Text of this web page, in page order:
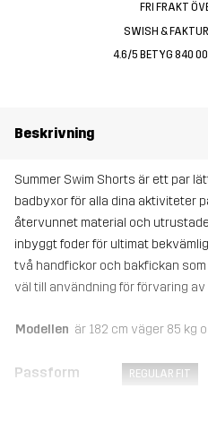
FRI FRAKT
SWISH &
4.6/5 BETYG 840
Beskrivning
Summer Swim Shorts är ett par
badbyxor för alla dina aktiviteter
återvunnet material och
inbyggt foder för ultimat
två handfickor och bakfickan
väl till användning för förvaring
Modellen är 182 cm väger 85 kg
Passform REGULAR FIT
90%